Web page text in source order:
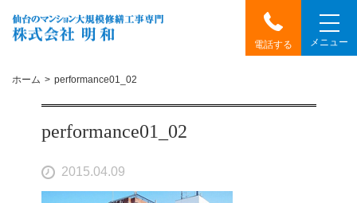
電話する メニュー
ホーム performance01_02
performance01_02
2015.04.09